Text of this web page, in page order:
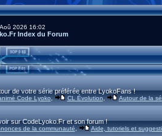
2026 16:02
Index du Forum
de votre série préférée entre LyokoFans !
Code Lyoko, CL Évolution Autour de la
sur CodeLyoko.Fr et son forum !
de la communauté, Aide, tutoriels et